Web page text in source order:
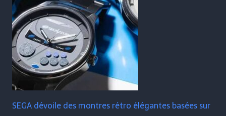
SEGA dévoile des montres rétro élégantes basées sur